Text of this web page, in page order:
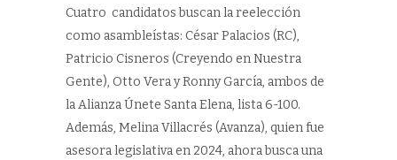
Cuatro candidatos buscan la reelección
como asambleístas: César Palacios (RC),
Patricio Cisneros (Creyendo en Nuestra
Gente), Otto Vera y Ronny García, ambos de
la Alianza Únete Santa Elena, lista 6-100.
Además, Melina Villacrés (Avanza), quien fue
asesora legislativa en 2024, ahora busca una